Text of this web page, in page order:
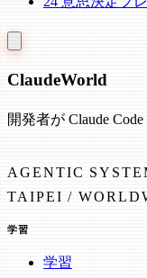
ClaudeWorld
開発者が Claude
AGENTIC
TAIPEI /
学習
学習